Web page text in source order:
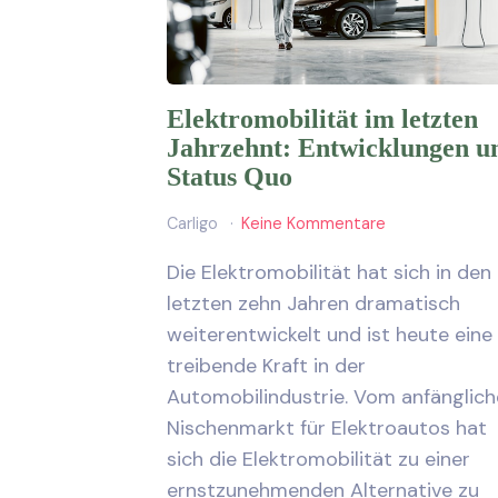
Elektromobilität im letzten
Jahrzehnt: Entwicklungen
Status Quo
Carligo Keine Kommentare
Die Elektromobilität hat sich in den
letzten zehn Jahren dramatisch
weiterentwickelt und ist heute eine
treibende Kraft in der
Automobilindustrie. Vom
Nischenmarkt für Elektroautos hat
sich die Elektromobilität zu einer
ernstzunehmenden Alternative zu